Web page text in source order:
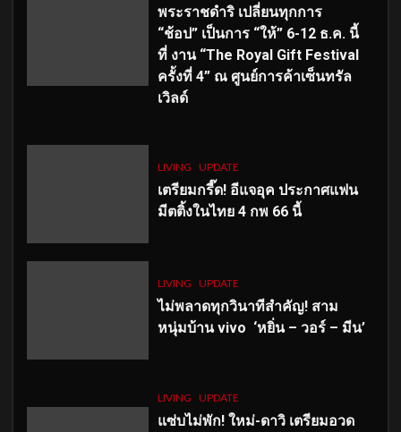
พระราชดำริ เปลี่ยนทุกการ
“ช้อป” เป็นการ “ให้” 6-12 ธ.ค. นี้
ที่ งาน “The Royal Gift Festival
ครั้งที่ 4” ณ ศูนย์การค้าเซ็นทรัล
เวิลด์
LIVING UPDATE
เตรียมกรี๊ด! อีแจอุค ประกาศแฟน
มีตติ้งในไทย 4 กพ 66 นี้
LIVING UPDATE
ไม่พลาดทุกวินาทีสำคัญ! สาม
หนุ่มบ้าน vivo ‘หยิ่น – วอร์ – มีน’
LIVING UPDATE
แซ่บไม่พัก! ใหม่-ดาวิ เตรียมอวด